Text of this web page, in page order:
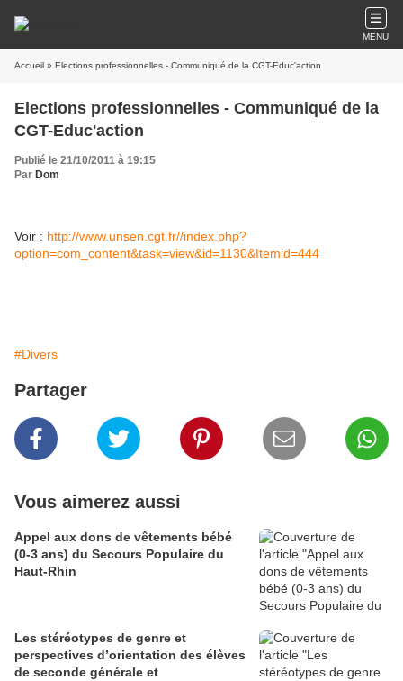
MENU
Accueil » Elections professionnelles - Communiqué de la CGT-Educ'action
Elections professionnelles - Communiqué de la
CGT-Educ'action
Publié le 21/10/2011 à 19:15
Par Dom
Voir : http://www.unsen.cgt.fr//index.php?
option=com_content&task=view&id=1130&Itemid=444
#Divers
Partager
Vous aimerez aussi
Appel aux dons de vêtements bébé
(0-3 ans) du Secours Populaire du
Haut-Rhin
Les stéréotypes de genre et
perspectives d’orientation des élèves
de seconde générale et